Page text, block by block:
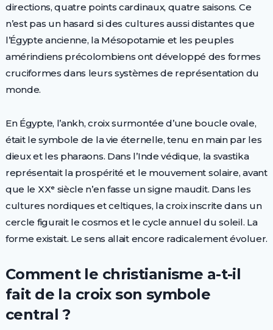
directions, quatre points cardinaux, quatre saisons. Ce
n’est pas un hasard si des cultures aussi distantes que
l’Égypte ancienne, la Mésopotamie et les peuples
amérindiens précolombiens ont développé des formes
cruciformes dans leurs systèmes de représentation du
monde.
En Égypte, l’ankh, croix surmontée d’une boucle ovale,
était le symbole de la vie éternelle, tenu en main par les
dieux et les pharaons. Dans l’Inde védique, la svastika
représentait la prospérité et le mouvement solaire, avant
que le XXᵉ siècle n’en fasse un signe maudit. Dans les
cultures nordiques et celtiques, la croix inscrite dans un
cercle figurait le cosmos et le cycle annuel du soleil. La
forme existait. Le sens allait encore radicalement évoluer.
Comment le christianisme a-t-il
fait de la croix son symbole
central ?